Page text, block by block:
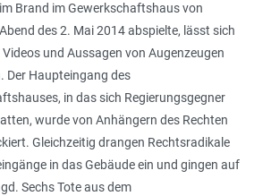
Brand im Gewerkschaftshaus von
des 2. Mai 2014 abspielte, lässt sich
und Aussagen von Augenzeugen
Der Haupteingang des
in das sich Regierungsgegner
wur­de von Anhängern des Rechten
Gleichzeitig drangen Rechtsradikale
in das Gebäude ein und gingen auf
Sechs Tote aus dem